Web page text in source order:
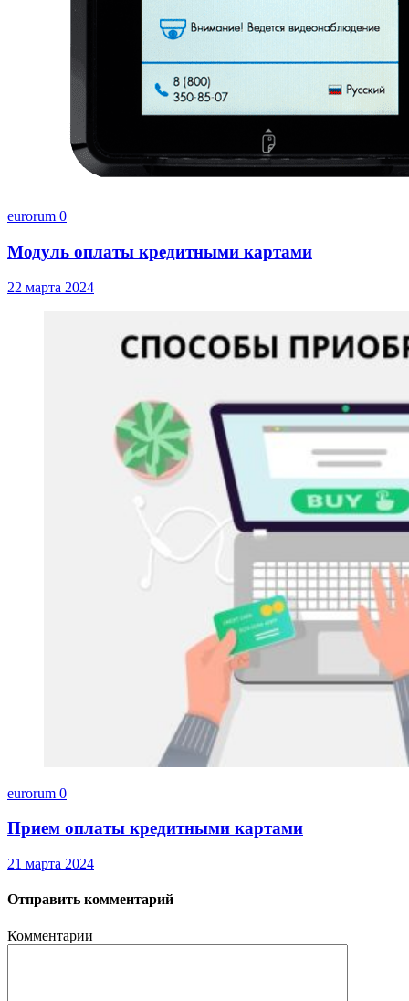
eurorum 0
Модуль оплаты кредитными картами
22 марта 2024
eurorum 0
Прием оплаты кредитными картами
21 марта 2024
Отправить комментарий
Комментарии